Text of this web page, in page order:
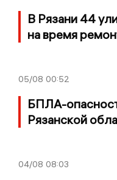
В Рязани 44
на время
05/08 00:52
БПЛА-
Рязанской
04/08 08:03